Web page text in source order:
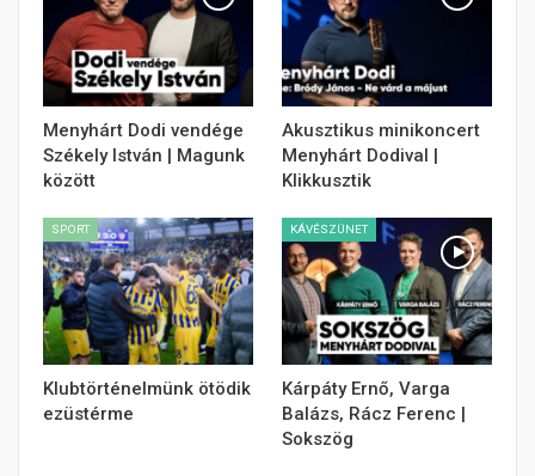
Menyhárt Dodi vendége
Székely István | Magunk
között
Akusztikus minikoncert
Menyhárt Dodival |
Klikkusztik
SPORT
Klubtörténelmünk ötödik
ezüstérme
KÁVÉSZÜNET
Kárpáty Ernő, Varga
Balázs, Rácz Ferenc |
Sokszög